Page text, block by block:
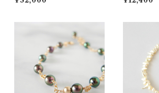
ブレスレット 14kgf 7月の誕
ルブレスレ